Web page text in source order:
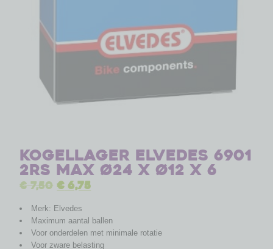
Kogellager Elvedes 6901
2RS MAX ø24 x ø12 x 6
€7,50 €6,75
Merk: Elvedes
Maximum aantal ballen
Voor onderdelen met minimale rotatie
Voor zware belasting